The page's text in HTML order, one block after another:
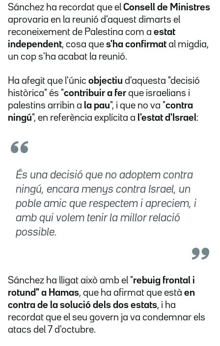
Sánchez ha recordat que el Consell de Ministres
aprovaria en la reunió d'aquest dimarts el
reconeixement de Palestina com a estat
independent, cosa que s'ha confirmat al migdia,
un cop s'ha acabat la reunió.
Ha afegit que l'únic objectiu d'aquesta "decisió
històrica" és "contribuir a fer que israelians i
palestins arribin a la pau", i que no va "contra
ningú", en referència explícita a l'estat d'Israel:
És una decisió que no adoptem contra
ningú, encara menys contra Israel, un
poble amic que respectem i apreciem, i
amb qui volem tenir la millor relació
possible.
Sánchez ha lligat això amb el "rebuig frontal i
rotund" a Hamas, que ha afirmat que està en
contra de la solució dels dos estats, i ha
recordat que el seu govern ja va condemnar els
atacs del 7 d'octubre.